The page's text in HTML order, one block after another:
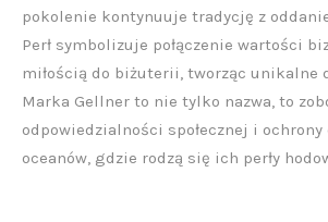
pokolenie kontynuuje tradycję z
Perł symbolizuje połączenie wartości
miłością do biżuterii, tworząc unikalne
Marka Gellner to nie tylko nazwa, to
odpowiedzialności społecznej i
oceanów, gdzie rodzą się ich perły